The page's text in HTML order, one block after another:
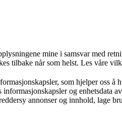
mine i samsvar med
tilbake når som helst. Les våre
som hjelper oss å
informasjonskapsler og enhetsdata
annonser og innhold, lage